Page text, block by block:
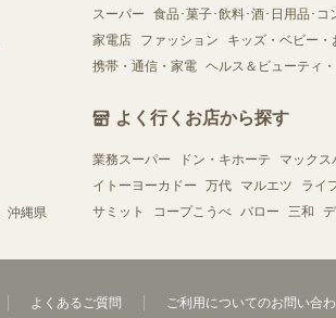
沖縄県
スーパー
食品･菓子･飲料･酒･日用品･コ
家電店
ファッション
キッズ・ベビー・
携帯・通信・家電 ヘルス＆ビューティ
よく行くお店から探す
業務スーパー ドン・キホーテ
マックス
イトーヨーカドー
万代 マルエツ
ライ
サミット
コープこうべ バロー 三和
よくあるご質問 ご利用についてのお問い合